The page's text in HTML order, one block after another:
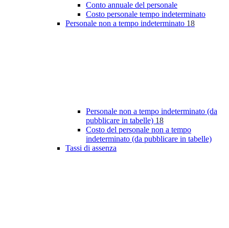
Conto annuale del personale
Costo personale tempo indeterminato
Personale non a tempo indeterminato 18
Personale non a tempo indeterminato (da
pubblicare in tabelle) 18
Costo del personale non a tempo
indeterminato (da pubblicare in tabelle)
Tassi di assenza